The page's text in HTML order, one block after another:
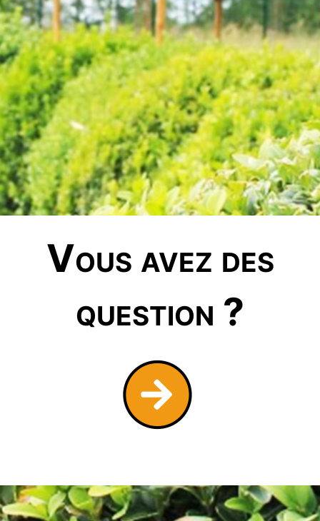
Vous avez des
question ?